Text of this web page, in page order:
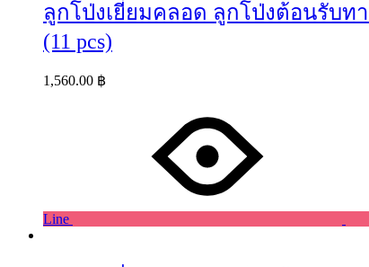
ลูกโป่งเยี่ยมคลอด ลูกโป่งต้อนรับทาร
(11 pcs)
1,560.00 ฿
Line